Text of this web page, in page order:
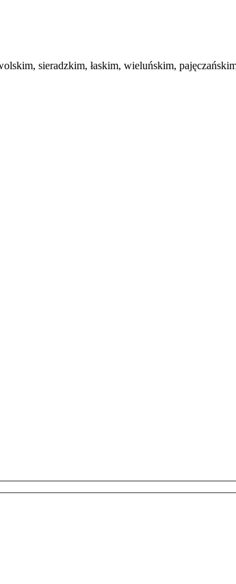
sieradzkim, łaskim, wieluńskim,